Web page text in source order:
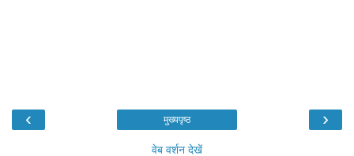
‹ ›
मुख्यपृष्ठ
वेब वर्शन देखें